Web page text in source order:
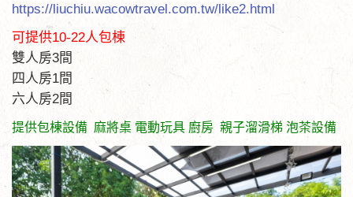
https://liuchiu.wacowtravel.com.tw/like2.html
可提供10-22人包棟
雙人房3間
四人房1間
六人房2間
提供包棟設備 麻將桌 電動玩具 廚房 親子溜滑梯 泡茶設備